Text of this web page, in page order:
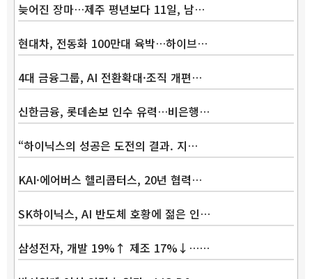
늦어진 장마…제주 평년보다 11일, 남…
현대차, 전동화 100만대 육박…하이브…
4대 금융그룹, AI 전환확대·조직 개편…
신한금융, 롯데손보 인수 유력…비은행…
“하이닉스의 성공은 도전의 결과. 지…
KAI·에어버스 헬리콥터스, 20년 협력…
SK하이닉스, AI 반도체 호황에 젊은 인…
삼성전자, 개발 19%↑ 제조 17%↓……